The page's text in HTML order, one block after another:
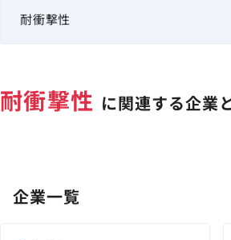
耐衝撃性 に関連する企業
企業一覧